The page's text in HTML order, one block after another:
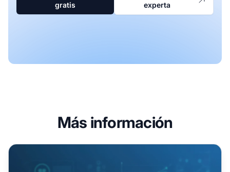
gratis
experta
Más información
¿Qué es el marketing de afiliados B2B?